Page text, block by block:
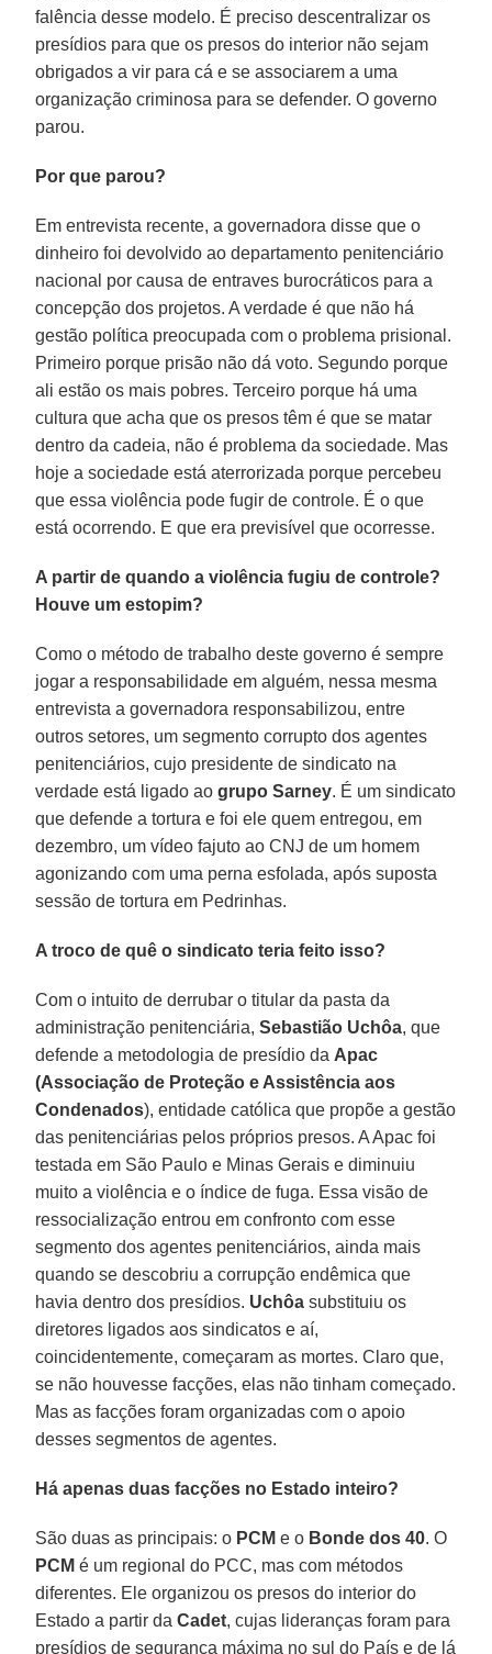
falência desse modelo. É preciso descentralizar os
presídios para que os presos do interior não sejam
obrigados a vir para cá e se associarem a uma
organização criminosa para se defender. O governo
parou.
Por que parou?
Em entrevista recente, a governadora disse que o
dinheiro foi devolvido ao departamento penitenciário
nacional por causa de entraves burocráticos para a
concepção dos projetos. A verdade é que não há
gestão política preocupada com o problema prisional.
Primeiro porque prisão não dá voto. Segundo porque
ali estão os mais pobres. Terceiro porque há uma
cultura que acha que os presos têm é que se matar
dentro da cadeia, não é problema da sociedade. Mas
hoje a sociedade está aterrorizada porque percebeu
que essa violência pode fugir de controle. É o que
está ocorrendo. E que era previsível que ocorresse.
A partir de quando a violência fugiu de controle?
Houve um estopim?
Como o método de trabalho deste governo é sempre
jogar a responsabilidade em alguém, nessa mesma
entrevista a governadora responsabilizou, entre
outros setores, um segmento corrupto dos agentes
penitenciários, cujo presidente de sindicato na
verdade está ligado aogrupo Sarney. É um sindicato
que defende a tortura e foi ele quem entregou, em
dezembro, um vídeo fajuto ao CNJ de um homem
agonizando com uma perna esfolada, após suposta
sessão de tortura em Pedrinhas.
A troco de quê o sindicato teria feito isso?
Com o intuito de derrubar o titular da pasta da
administração penitenciária,Sebastião Uchôa, que
defende a metodologia de presídio da Apac
(Associação de Proteção e Assistência aos
Condenados), entidade católica que propõe a gestão
das penitenciárias pelos próprios presos. A Apac foi
testada em São Paulo e Minas Gerais e diminuiu
muito a violência e o índice de fuga. Essa visão de
ressocialização entrou em confronto com esse
segmento dos agentes penitenciários, ainda mais
quando se descobriu a corrupção endêmica que
havia dentro dos presídios. Uchôa substituiu os
diretores ligados aos sindicatos e aí,
coincidentemente, começaram as mortes. Claro que,
se não houvesse facções, elas não tinham começado.
Mas as facções foram organizadas com o apoio
desses segmentos de agentes.
Há apenas duas facções no Estado inteiro?
São duas as principais: o PCM e o Bonde dos 40. O
PCM é um regional do PCC, mas com métodos
diferentes. Ele organizou os presos do interior do
Estado a partir daCadet, cujas lideranças foram para
presídios de segurança máxima no sul do País e de lá